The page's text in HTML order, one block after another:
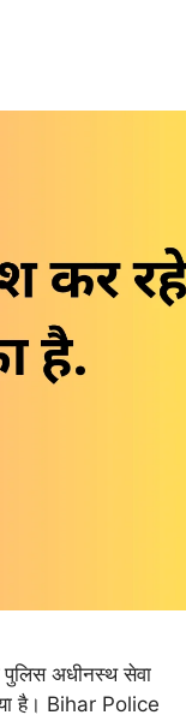
अधीनस्थ सेवा
है। Bihar Police